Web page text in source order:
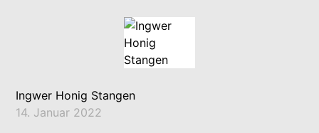
Ingwer Honig Stangen
14. Januar 2022